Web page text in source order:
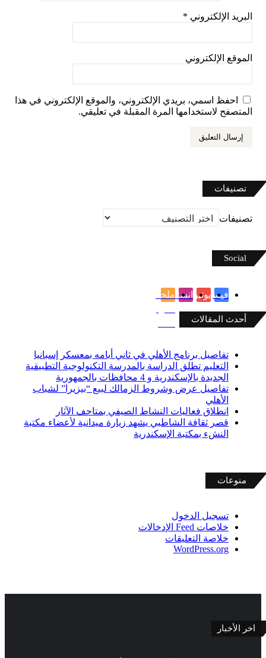
البريد الإلكتروني *
الموقع الإلكتروني
احفظ اسمي، بريدي الإلكتروني، والموقع الإلكتروني في هذا
المتصفح لاستخدامها المرة المقبلة في تعليقي.
تصنيفات
تصنيفات
Social
فيسبوكيوتيوبانستقرام
ملخص
أحدث المقالات
تفاصيل برنامج الأهلي في ثاني أيامه بمعسكر إسبانيا
التعليم تطلق الدراسة بالمدرسة التكنولوجية التطبيقية
الجديدة بالإسكندرية و 4 محافظات بالجمهورية
تفاصيل عرض وشروط الزمالك لبيع “بيزيرا” لشباب
الأهلي
انطلاق فعاليات النشاط الصيفي بمتاحف الآثار
قصر ثقافة الشاطبي يشهد زيارة ميدانية لأعضاء مكتبة
النشء بمكتبة الإسكندرية
منوعات
تسجيل الدخول
خلاصات Feed الإدخالات
خلاصة التعليقات
WordPress.org
اخر الأخبار